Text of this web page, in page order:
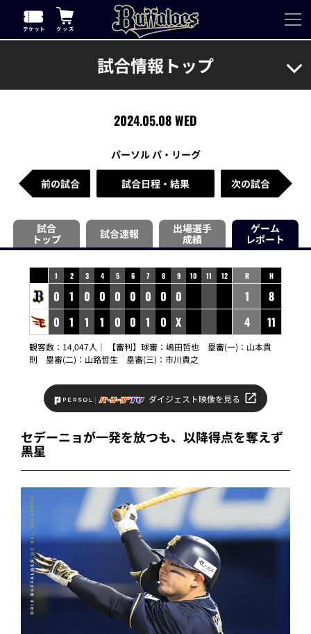
試合情報トップ
2024.05.08 WED
パーソル パ・リーグ
前の試合 試合日程・結果 次の試合
試合
トップ
試合速報
出場選手
成績
ゲーム
レポート
1 2 3 4 5 6 7 8 9 10 11 12
0 1 0 0 0 0 0 0 0
0
1 1 1 0 0 1 0 X
R H
1
8
4
11
観客数：14,047人｜ 【審判】球審：嶋田哲也 塁審(一)：山本貴
則 塁審(二)：山路哲生 塁審(三)：市川貴之
ダイジェスト映像を見る
セデーニョが一発を放つも、以降得点を奪えず
黒星